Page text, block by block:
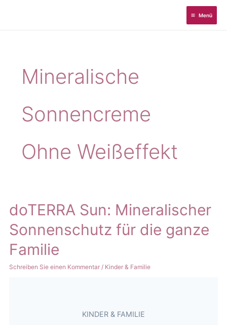
Menü
Mineralische
Sonnencreme
Ohne Weißeffekt
doTERRA Sun: Mineralischer
Sonnenschutz für die ganze
Familie
Schreiben Sie einen Kommentar / Kinder & Familie
KINDER & FAMILIE